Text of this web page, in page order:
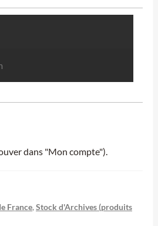
dans "Mon compte").
France, Stock d'Archives (produits